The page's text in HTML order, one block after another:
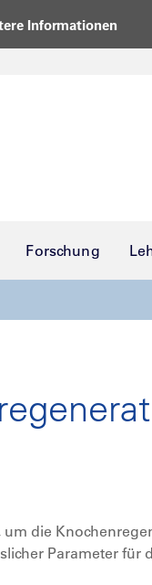
Informationen
Forschung
die
Parameter